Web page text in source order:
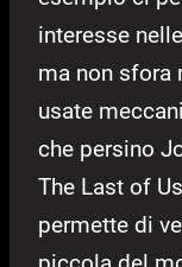
interesse
ma non sfora
usate
che persino
The Last of
permette di